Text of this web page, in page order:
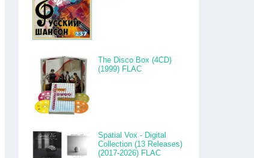
The Disco Box (4CD)
(1999) FLAC
Spatial Vox - Digital
Collection (13 Releases)
(2017-2026) FLAC